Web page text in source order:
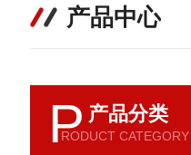
产品中心
P 产品分类
RODUCT CATEGORY